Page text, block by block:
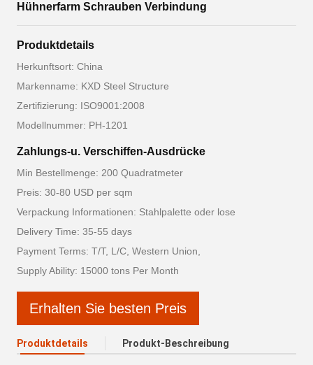
Hühnerfarm Schrauben Verbindung
Produktdetails
Herkunftsort: China
Markenname: KXD Steel Structure
Zertifizierung: ISO9001:2008
Modellnummer: PH-1201
Zahlungs-u. Verschiffen-Ausdrücke
Min Bestellmenge: 200 Quadratmeter
Preis: 30-80 USD per sqm
Verpackung Informationen: Stahlpalette oder lose
Delivery Time: 35-55 days
Payment Terms: T/T, L/C, Western Union,
Supply Ability: 15000 tons Per Month
Erhalten Sie besten Preis
Produktdetails Produkt-Beschreibung